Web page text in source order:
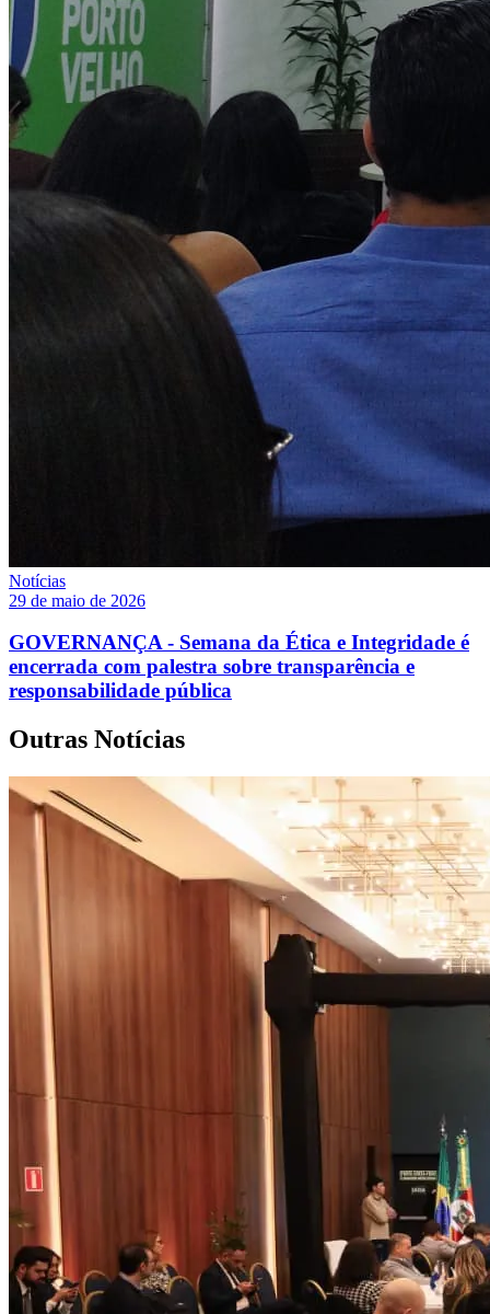
Notícias
29 de maio de 2026
GOVERNANÇA - Semana da Ética e Integridade é
encerrada com palestra sobre transparência e
responsabilidade pública
Outras Notícias